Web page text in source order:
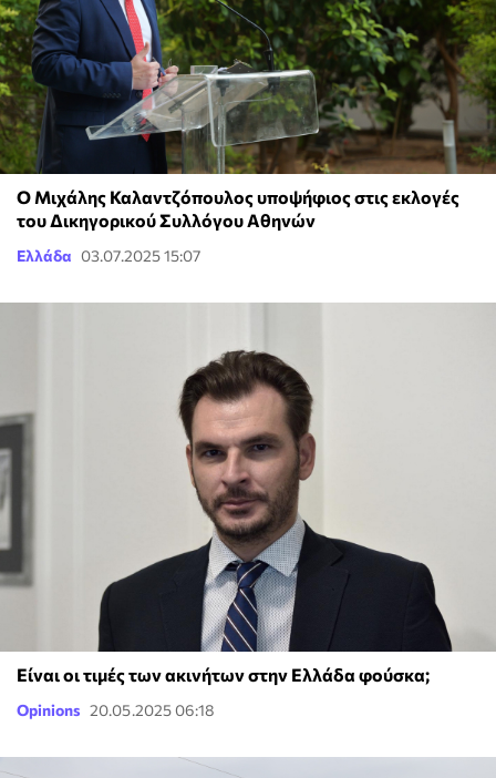
Ο Μιχάλης Καλαντζόπουλος υποψήφιος στις εκλογές
του Δικηγορικού Συλλόγου Αθηνών
Ελλάδα 03.07.2025 15:07
Είναι οι τιμές των ακινήτων στην Ελλάδα φούσκα;
Opinions 20.05.2025 06:18